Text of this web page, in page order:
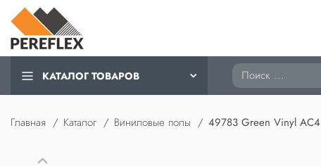
КАТАЛОГ ТОВАРОВ Поиск
Главная Каталог Виниловые полы 49783 Green Vinyl AC4